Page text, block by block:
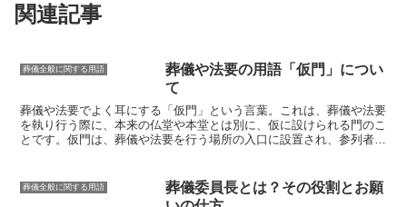
関連記事
葬儀全般に関する用語
葬儀や法要の用語「仮門」につい
て
葬儀や法要でよく耳にする「仮門」という言葉。これは、葬儀や法要
を執り行う際に、本来の仏堂や本堂とは別に、仮に設けられる門のこ
とです。仮門は、葬儀や法要を行う場所の入口に設置され、参列者が
仮門には、「妙法蓮華経」や「南無阿弥陀仏」といった仏教の経典が
書かれた扁額が掲げられることが多いです。仮門は、葬儀や法要を厳
葬儀全般に関する用語
葬儀委員長とは？その役割とお願